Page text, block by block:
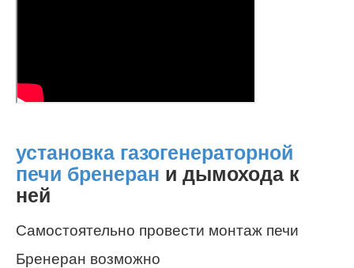
установка газогенераторной
печи бренеран и дымохода к
ней
Самостоятельно провести монтаж печи
Бренеран возможно